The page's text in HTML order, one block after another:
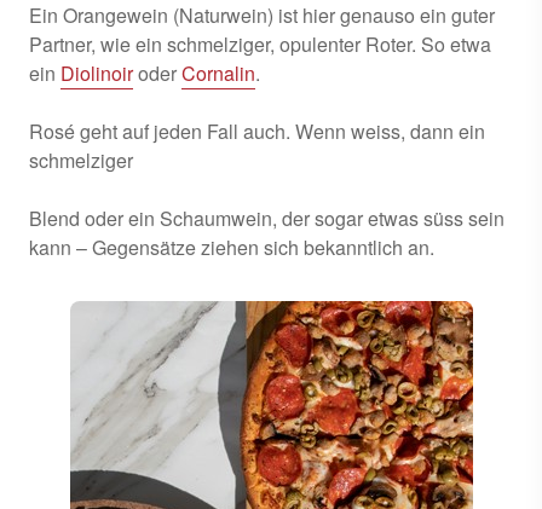
Ein Orangewein (Naturwein) ist hier genauso ein guter
Partner, wie ein schmelziger, opulenter Roter. So etwa
ein DiolinoiroderCornalin.
Rosé geht auf jeden Fall auch. Wenn weiss, dann ein
schmelziger
Blend oder ein Schaumwein, der sogar etwas süss sein
kann – Gegensätze ziehen sich bekanntlich an.